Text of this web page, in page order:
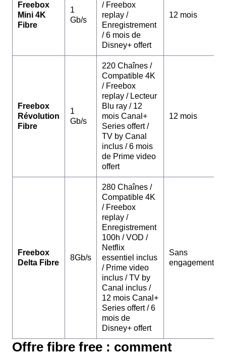
Freebox
Mini 4K
Fibre
1
Gb/s
/ Freebox
replay /
Enregistrement
/ 6 mois de
Disney+ offert
12 mois
Freebox
Révolution
Fibre
1
Gb/s
220 Chaînes /
Compatible 4K
/ Freebox
replay / Lecteur
Blu ray / 12
mois Canal+
Series offert /
TV by Canal
inclus / 6 mois
de Prime video
offert
12 mois
Freebox
Delta Fibre
8Gb/s
280 Chaînes /
Compatible 4K
/ Freebox
replay /
Enregistrement
100h / VOD /
Netflix
essentiel inclus
/ Prime video
inclus / TV by
Canal inclus /
12 mois Canal+
Series offert / 6
mois de
Disney+ offert
Sans
engagement
Offre fibre free : comment